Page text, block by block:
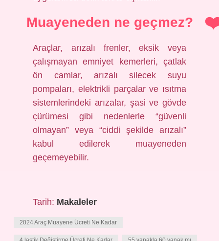
Muayeneden ne geçmez?
Araçlar, arızalı frenler, eksik veya
çalışmayan emniyet kemerleri, çatlak
ön camlar, arızalı silecek suyu
pompaları, elektrikli parçalar ve ısıtma
sistemlerindeki arızalar, şasi ve gövde
çürümesi gibi nedenlerle “güvenli
olmayan” veya “ciddi şekilde arızalı”
kabul edilerek muayeneden
geçemeyebilir.
Tarih: Makaleler
2024 Araç Muayene Ücreti Ne Kadar